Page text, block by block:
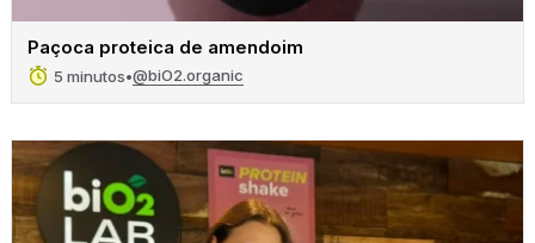
Paçoca proteica de amendoim
5 minutos•@biO2.organic